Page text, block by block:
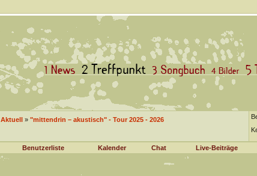
Aktuell» "mittendrin – akustisch" - Tour 2025 - 2026
Benutzerliste Kalender Chat Live-Beiträge